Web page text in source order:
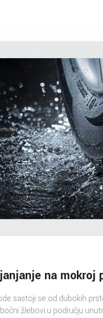
na mokroj
sastoji se od dubokih
žlebovi u području